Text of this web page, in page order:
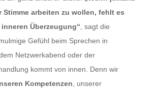
Stimme arbeiten zu wollen, fehlt es
Überzeugung“ , sagt die
Gefühl beim Sprechen in
Netzwerkabend oder der
kommt von innen. Denn wir
Kompetenzen , unserer